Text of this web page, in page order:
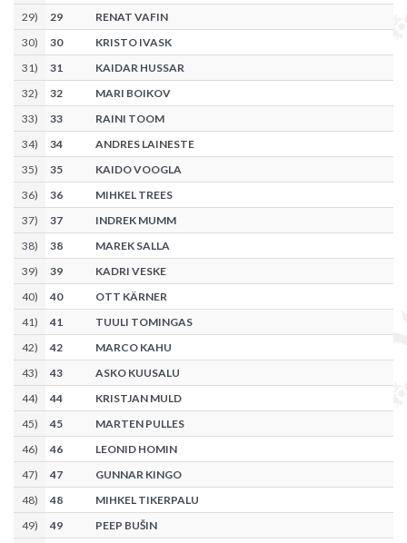
29) 29
RENAT VAFIN
30) 30
KRISTO IVASK
31) 31
KAIDAR HUSSAR
32) 32
MARI BOIKOV
33) 33
RAINI TOOM
34) 34
ANDRES LAINESTE
35) 35
KAIDO VOOGLA
36) 36
MIHKEL TREES
37) 37
INDREK MUMM
38) 38
MAREK SALLA
39) 39
KADRI VESKE
40) 40
OTT KÄRNER
41) 41
TUULI TOMINGAS
42) 42
MARCO KAHU
43) 43
ASKO KUUSALU
44) 44
KRISTJAN MULD
45) 45
MARTEN PULLES
46) 46
LEONID HOMIN
47) 47
GUNNAR KINGO
48) 48
MIHKEL TIKERPALU
49) 49
PEEP BUŠIN